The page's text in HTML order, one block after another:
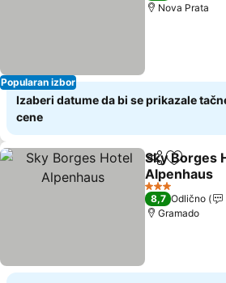
Popularan izbor
Nova Prata
Izaberi datume da bi se prikazale
cene
Deli Dodati
Sky Borges
Alpenhaus
Pogledaj
3 Zvezdice
8,7 Odlično
Gramado